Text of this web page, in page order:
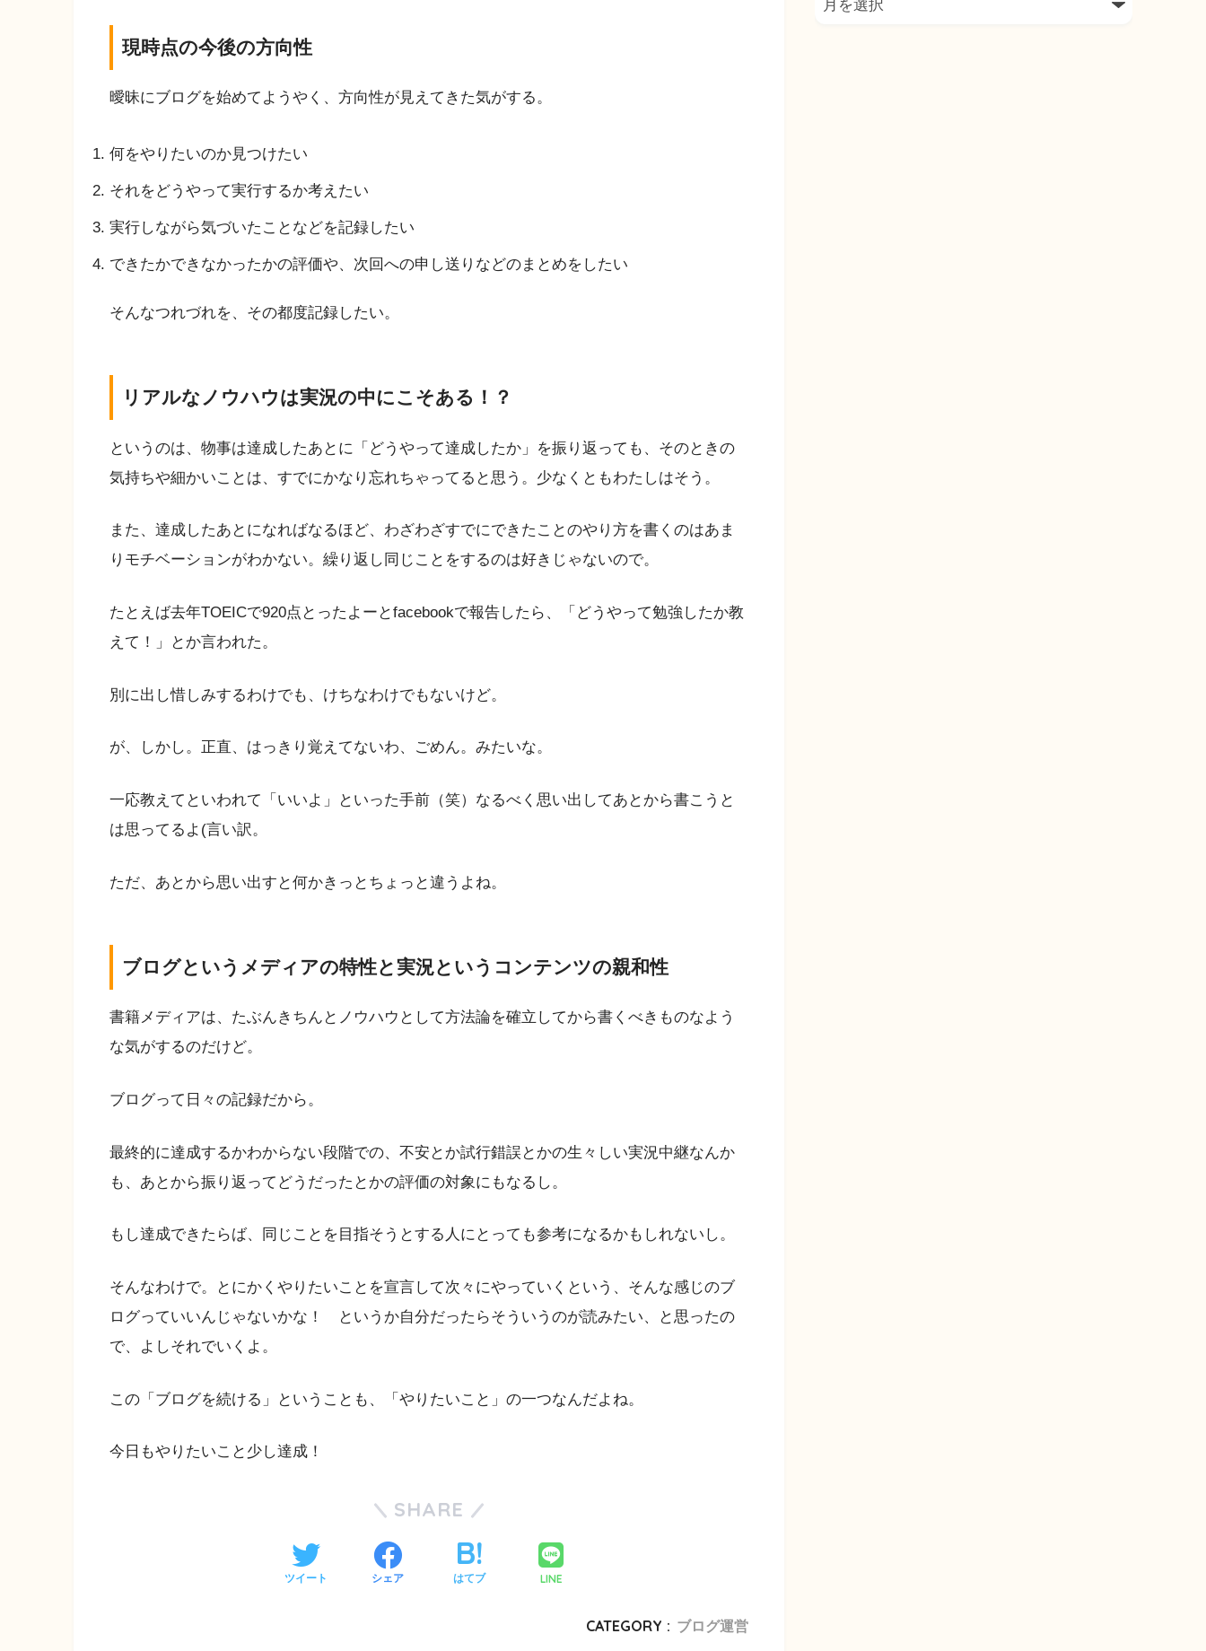
現時点の今後の方向性
曖昧にブログを始めてようやく、方向性が見えてきた気がする。
何をやりたいのか見つけたい
それをどうやって実行するか考えたい
実行しながら気づいたことなどを記録したい
できたかできなかったかの評価や、次回への申し送りなどのまとめをしたい
そんなつれづれを、その都度記録したい。
リアルなノウハウは実況の中にこそある！？
というのは、物事は達成したあとに「どうやって達成したか」を振り返っても、そのときの
気持ちや細かいことは、すでにかなり忘れちゃってると思う。少なくともわたしはそう。
また、達成したあとになればなるほど、わざわざすでにできたことのやり方を書くのはあま
りモチベーションがわかない。繰り返し同じことをするのは好きじゃないので。
たとえば去年TOEICで920点とったよーとfacebookで報告したら、「どうやって勉強したか教
えて！」とか言われた。
別に出し惜しみするわけでも、けちなわけでもないけど。
が、しかし。正直、はっきり覚えてないわ、ごめん。みたいな。
一応教えてといわれて「いいよ」といった手前（笑）なるべく思い出してあとから書こうと
は思ってるよ(言い訳。
ただ、あとから思い出すと何かきっとちょっと違うよね。
ブログというメディアの特性と実況というコンテンツの親和性
書籍メディアは、たぶんきちんとノウハウとして方法論を確立してから書くべきものなよう
な気がするのだけど。
ブログって日々の記録だから。
最終的に達成するかわからない段階での、不安とか試行錯誤とかの生々しい実況中継なんか
も、あとから振り返ってどうだったとかの評価の対象にもなるし。
もし達成できたらば、同じことを目指そうとする人にとっても参考になるかもしれないし。
そんなわけで。とにかくやりたいことを宣言して次々にやっていくという、そんな感じのブ
ログっていいんじゃないかな！ というか自分だったらそういうのが読みたい、と思ったの
で、よしそれでいくよ。
この「ブログを続ける」ということも、「やりたいこと」の一つなんだよね。
今日もやりたいこと少し達成！
SHARE
ツイート シェア はてブ LINE
CATEGORY : ブログ運営